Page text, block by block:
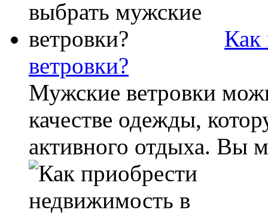
Как
ветровки?
Мужские ветровки
качестве одежды,
активного отдыха. Вы